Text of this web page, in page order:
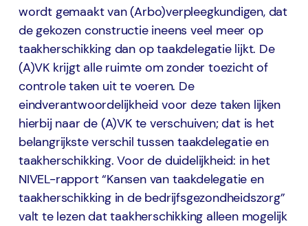
wordt gemaakt van (Arbo)verpleegkundigen, dat
de gekozen constructie ineens veel meer op
taakherschikking dan op taakdelegatie lijkt. De
(A)VK krijgt alle ruimte om zonder toezicht of
controle taken uit te voeren. De
eindverantwoordelijkheid voor deze taken lijken
hierbij naar de (A)VK te verschuiven; dat is het
belangrijkste verschil tussen taakdelegatie en
taakherschikking. Voor de duidelijkheid: in het
NIVEL-rapport “Kansen van taakdelegatie en
taakherschikking in de bedrijfsgezondheidszorg”
valt te lezen dat taakherschikking alleen mogelijk